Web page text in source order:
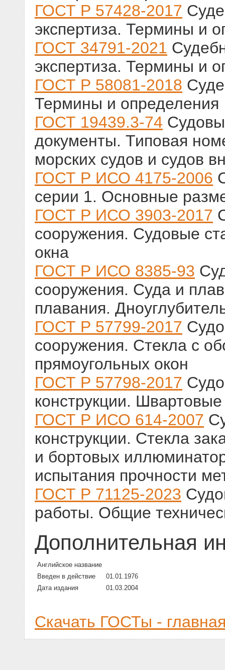
ГОСТ Р 57428-2017
экспертиза. Термины и
ГОСТ 34791-2021
экспертиза. Термины и
ГОСТ Р 58081-2018
Термины и определения
ГОСТ 19439.3-74
документы. Типовая
морских судов и судов
ГОСТ Р ИСО 4175-2006
серии 1. Основные
ГОСТ Р ИСО 3903-2017
сооружения. Судовые
окна
ГОСТ Р ИСО 8385-93
сооружения. Суда и
плавания.
ГОСТ Р 57799-2017
сооружения. Стекла с
прямоугольных окон
ГОСТ Р 57798-2017
конструкции.
ГОСТ Р ИСО 614-2007
конструкции. Стекла
и бортовых
испытания прочности
ГОСТ Р 71125-2023
работы. Общие
Дополнительная
Английское название
Введен в действие
01.01.1976
Дата издания
01.03.2004
Скачать ГОСТы -